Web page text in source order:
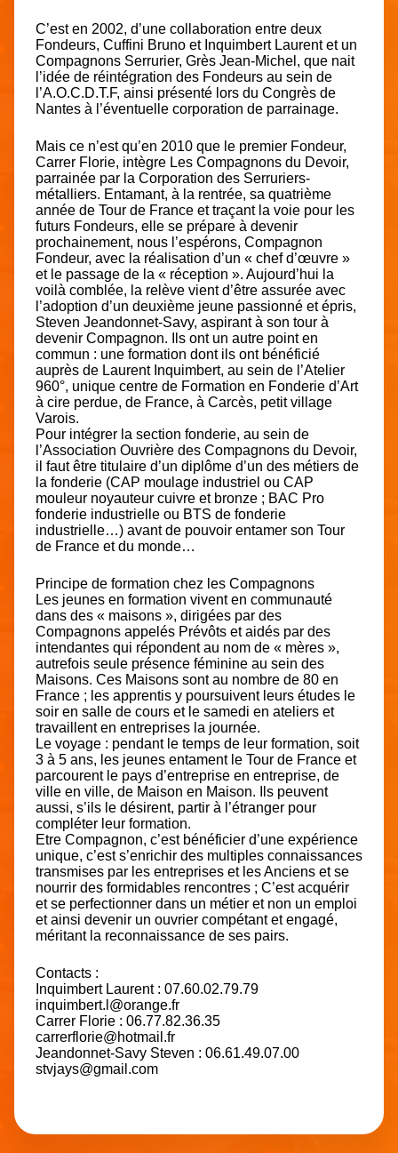
C’est en 2002, d’une collaboration entre deux
Fondeurs, Cuffini Bruno et Inquimbert Laurent et un
Compagnons Serrurier, Grès Jean-Michel, que nait
l’idée de réintégration des Fondeurs au sein de
l’A.O.C.D.T.F, ainsi présenté lors du Congrès de
Nantes à l’éventuelle corporation de parrainage.
Mais ce n’est qu’en 2010 que le premier Fondeur,
Carrer Florie, intègre Les Compagnons du Devoir,
parrainée par la Corporation des Serruriers-
métalliers. Entamant, à la rentrée, sa quatrième
année de Tour de France et traçant la voie pour les
futurs Fondeurs, elle se prépare à devenir
prochainement, nous l’espérons, Compagnon
Fondeur, avec la réalisation d’un « chef d’œuvre »
et le passage de la « réception ». Aujourd’hui la
voilà comblée, la relève vient d’être assurée avec
l’adoption d’un deuxième jeune passionné et épris,
Steven Jeandonnet-Savy, aspirant à son tour à
devenir Compagnon. Ils ont un autre point en
commun : une formation dont ils ont bénéficié
auprès de Laurent Inquimbert, au sein de l’Atelier
960°, unique centre de Formation en Fonderie d’Art
à cire perdue, de France, à Carcès, petit village
Varois.
Pour intégrer la section fonderie, au sein de
l’Association Ouvrière des Compagnons du Devoir,
il faut être titulaire d’un diplôme d’un des métiers de
la fonderie (CAP moulage industriel ou CAP
mouleur noyauteur cuivre et bronze ; BAC Pro
fonderie industrielle ou BTS de fonderie
industrielle…) avant de pouvoir entamer son Tour
de France et du monde…
Principe de formation chez les Compagnons
Les jeunes en formation vivent en communauté
dans des « maisons », dirigées par des
Compagnons appelés Prévôts et aidés par des
intendantes qui répondent au nom de « mères »,
autrefois seule présence féminine au sein des
Maisons. Ces Maisons sont au nombre de 80 en
France ; les apprentis y poursuivent leurs études le
soir en salle de cours et le samedi en ateliers et
travaillent en entreprises la journée.
Le voyage : pendant le temps de leur formation, soit
3 à 5 ans, les jeunes entament le Tour de France et
parcourent le pays d’entreprise en entreprise, de
ville en ville, de Maison en Maison. Ils peuvent
aussi, s’ils le désirent, partir à l’étranger pour
compléter leur formation.
Etre Compagnon, c’est bénéficier d’une expérience
unique, c’est s’enrichir des multiples connaissances
transmises par les entreprises et les Anciens et se
nourrir des formidables rencontres ; C’est acquérir
et se perfectionner dans un métier et non un emploi
et ainsi devenir un ouvrier compétant et engagé,
méritant la reconnaissance de ses pairs.
Contacts :
Inquimbert Laurent : 07.60.02.79.79
inquimbert.l@orange.fr
Carrer Florie : 06.77.82.36.35
carrerflorie@hotmail.fr
Jeandonnet-Savy Steven : 06.61.49.07.00
stvjays@gmail.com